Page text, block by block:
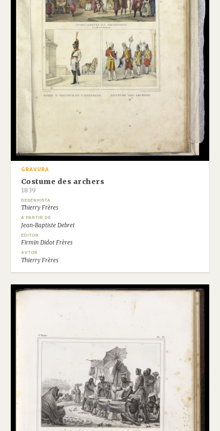
GRAVURA
Costume des archers
1839
DESENHISTA
Thierry Frères
A PARTIR DE
Jean-Baptiste Debret
EDITOR
Firmin Didot Frères
AUTOR
Thierry Frères